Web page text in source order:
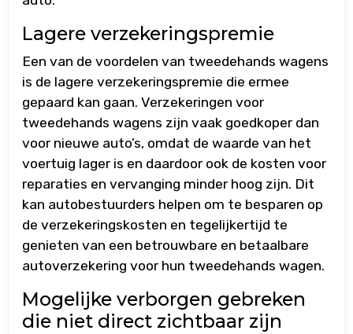
Lagere verzekeringspremie
Een van de voordelen van tweedehands wagens
is de lagere verzekeringspremie die ermee
gepaard kan gaan. Verzekeringen voor
tweedehands wagens zijn vaak goedkoper dan
voor nieuwe auto’s, omdat de waarde van het
voertuig lager is en daardoor ook de kosten voor
reparaties en vervanging minder hoog zijn. Dit
kan autobestuurders helpen om te besparen op
de verzekeringskosten en tegelijkertijd te
genieten van een betrouwbare en betaalbare
autoverzekering voor hun tweedehands wagen.
Mogelijke verborgen gebreken
die niet direct zichtbaar zijn